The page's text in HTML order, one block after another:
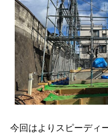
今回はよりスピーディ